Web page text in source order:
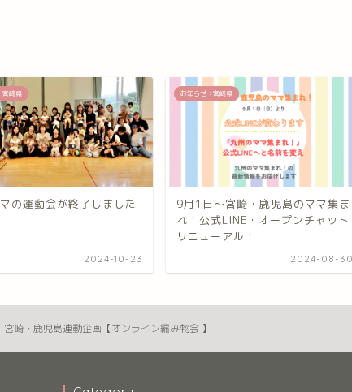
宮崎県
の運動会が終了しました
2024-10-23
お知らせ：宮崎県
9月1日〜宮崎・鹿児島のママ集ま
れ！公式LINE・オープンチャット
リニューアル！
2024-08-30
宮崎・鹿児島連動企画【オンライン編み物会 】